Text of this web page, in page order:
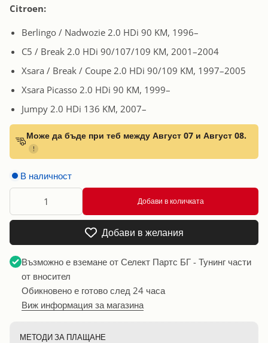
Citroen:
Berlingo / Nadwozie 2.0 HDi 90 KM, 1996–
C5 / Break 2.0 HDi 90/107/109 KM, 2001–2004
Xsara / Break / Coupe 2.0 HDi 90/109 KM, 1997–2005
Xsara Picasso 2.0 HDi 90 KM, 1999–
Jumpy 2.0 HDi 136 KM, 2007–
Може да бъде при теб между Август 07 и Август 08.
!
В наличност
Добави в количката
Добави в желания
Възможно е вземане отСелект Партс БГ - Тунинг части
от вносител
Обикновено е готово след 24 часа
Виж информация за магазина
МЕТОДИ ЗА ПЛАЩАНЕ